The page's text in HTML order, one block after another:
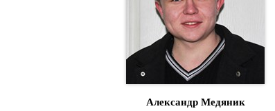
Александр Медяник